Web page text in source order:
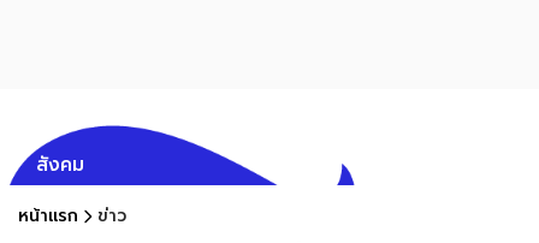
สังคม
หน้าแรก ข่าว